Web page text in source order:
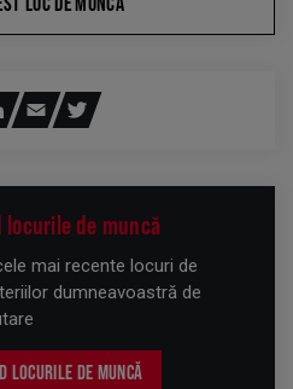
LinkedInEmailTwitter
de muncă
mai recente locuri de
dumneavoastră de
LOCURILE DE MUNCĂ